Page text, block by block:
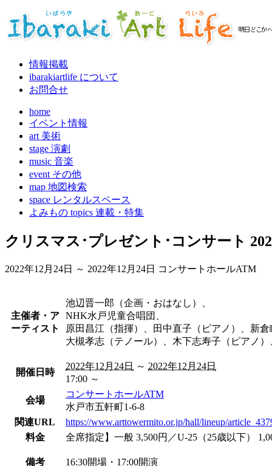
情報掲載
ibarakiartlife について
お問合せ
home
イベント情報
art 美術
stage 演劇
music 音楽
event その他
map 地図検索
space レンタルスペース
よみもの topics 連載・特集
クリスマス･プレゼント･コンサート
2022年12月24日 ～ 2022年12月24日 コンサートホールATM
主催者・ア
ーティスト
池辺晋一郎（企画・おはなし）、
NHK水戸児童合唱団、
原田昌江（指揮）、田中直子（ピアノ）、新
大槻孝志（テノール）、木下志寿子（ピアノ
開催日時
2022年12月24日 ～ 2022年12月24日
17:00 ～
会場
コンサートホールATM
水戸市五軒町1-6-8
関連URL
https://www.arttowermito.or.jp/hall/lineup/
料金
全席指定】一般 3,500円／U-25（25歳以下）
備考 16:30開場・17:00開演